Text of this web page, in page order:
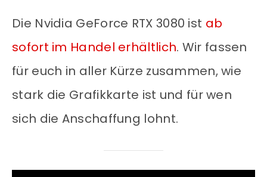
Die Nvidia GeForce RTX 3080 ist ab
sofort im Handel erhältlich. Wir fassen
für euch in aller Kürze zusammen, wie
stark die Grafikkarte ist und für wen
sich die Anschaffung lohnt.